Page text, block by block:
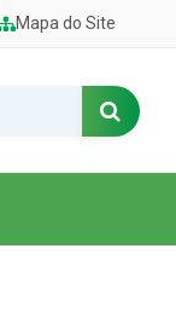
Mapa do Site